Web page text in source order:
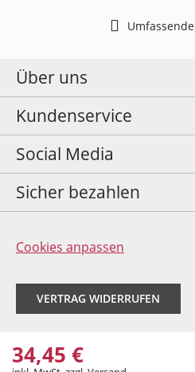
34,45 €
Über uns
Kundenservice
Social Media
Sicher bezahlen
Cookies anpassen
VERTRAG WIDERRUFEN